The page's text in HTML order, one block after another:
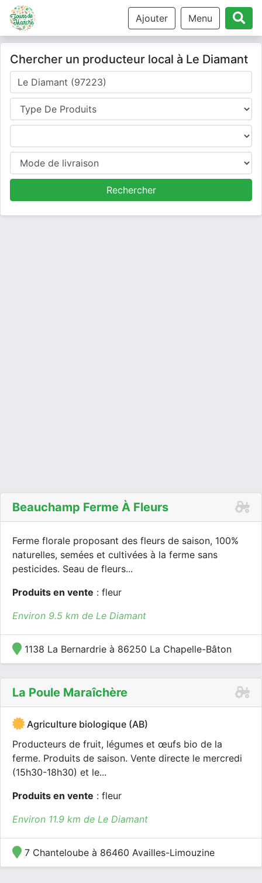
Ajouter Menu
Chercher un producteur local à Le Diamant
Où cherchez-vous un producteur ?
Type de produits
Produits
Mode de livraison
Rechercher
Beauchamp Ferme À Fleurs
Ferme florale proposant des fleurs de saison, 100%
naturelles, semées et cultivées à la ferme sans
pesticides. Seau de fleurs...
Produits en vente : fleur
Environ 9.5 km de Le Diamant
1138 La Bernardrie à 86250 La Chapelle-Bâton
La Poule Maraîchère
Agriculture biologique (AB)
Producteurs de fruit, légumes et œufs bio de la
ferme. Produits de saison. Vente directe le mercredi
(15h30-18h30) et le...
Produits en vente : fleur
Environ 11.9 km de Le Diamant
7 Chanteloube à 86460 Availles-Limouzine